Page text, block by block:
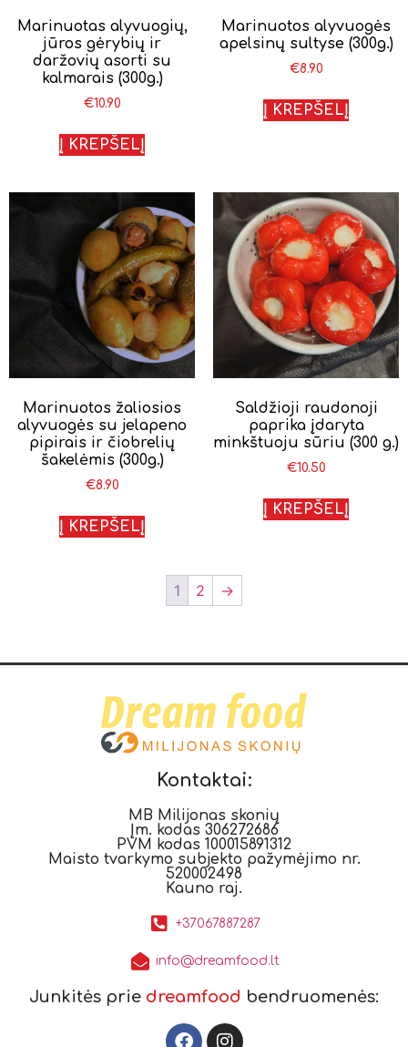
Marinuotas alyvuogių,
jūros gėrybių ir
daržovių asorti su
kalmarais (300g.)
€10.90
Į KREPŠELĮ
Marinuotos alyvuogės
apelsinų sultyse (300g.)
€8.90
Į KREPŠELĮ
Marinuotos žaliosios
alyvuogės su jelapeno
pipirais ir čiobrelių
šakelėmis (300g.)
€8.90
Į KREPŠELĮ
Saldžioji raudonoji
paprika įdaryta
minkštuoju sūriu (300 g.)
€10.50
Į KREPŠELĮ
1 2 →
Kontaktai:
MB Milijonas skonių
Įm. kodas 306272686
PVM kodas 100015891312
Maisto tvarkymo subjekto pažymėjimo nr.
520002498
Kauno raj.
+37067887287
info@dreamfood.lt
Junkitės prie dreamfood bendruomenės: